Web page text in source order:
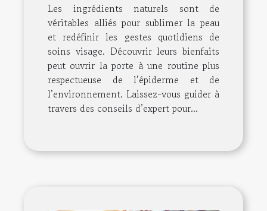
Les ingrédients naturels sont de
véritables alliés pour sublimer la peau
et redéfinir les gestes quotidiens de
soins visage. Découvrir leurs bienfaits
peut ouvrir la porte à une routine plus
respectueuse de l’épiderme et de
l’environnement. Laissez-vous guider à
travers des conseils d’expert pour...